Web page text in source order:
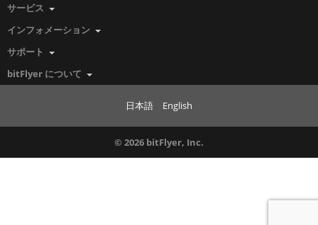
サービス
インフォメーション
サポート
bitFlyer について
日本語 English
© 2026 bitFlyer, Inc.